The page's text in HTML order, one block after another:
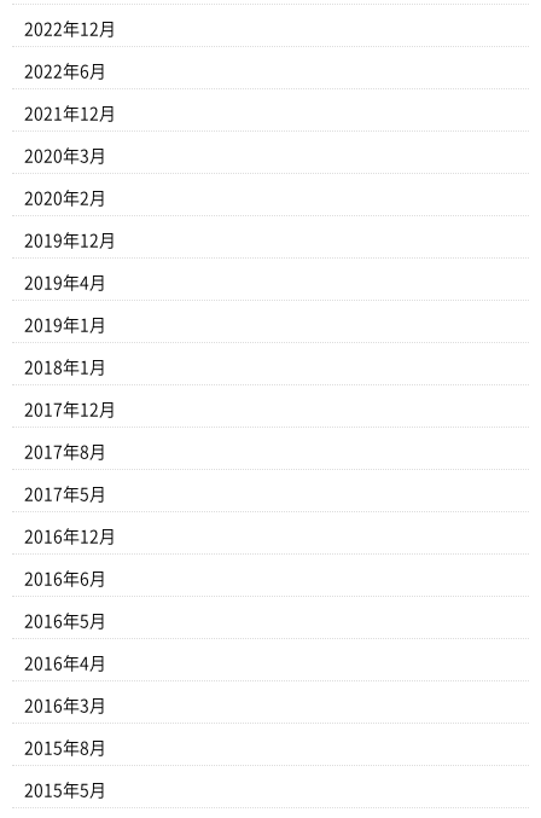
2022年12月
2022年6月
2021年12月
2020年3月
2020年2月
2019年12月
2019年4月
2019年1月
2018年1月
2017年12月
2017年8月
2017年5月
2016年12月
2016年6月
2016年5月
2016年4月
2016年3月
2015年8月
2015年5月